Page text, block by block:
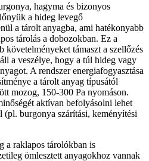
hagyma és bizonyos
a hideg levegő
a tárolt anyagba, ami hatékonyabb
tárolás a dobozokban. Ez a
követelményeket támaszt a szellőzés
a veszélye, hogy a túl hideg vagy
A rendszer energiafogyasztása
a tárolt anyag típusától
mozog, 150-300 Pa nyomáson.
aktívan befolyásolni lehet
(pl. burgonya szárítási, keményítési
a raklapos tárolókban is
ömlesztett anyagokhoz vannak